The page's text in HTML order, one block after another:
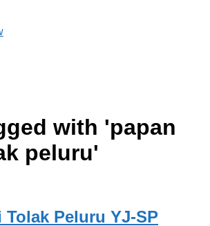
with 'papan
peluru'
Tolak Peluru YJ-SP